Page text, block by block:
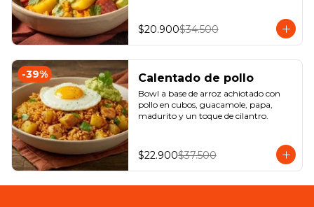
$20.900$34.500
-39% Calentado de pollo
Bowl a base de arroz achiotado con
pollo en cubos, guacamole, papa,
madurito y un toque de cilantro.
$22.900$37.500